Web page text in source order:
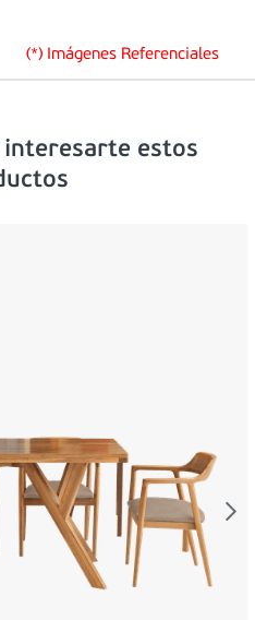
(*) Imágenes Referenciales
estos